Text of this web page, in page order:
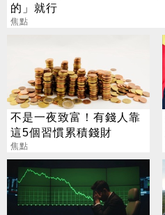
的」就行
焦點
不是一夜致富！有錢人靠
這5個習慣累積錢財
焦點